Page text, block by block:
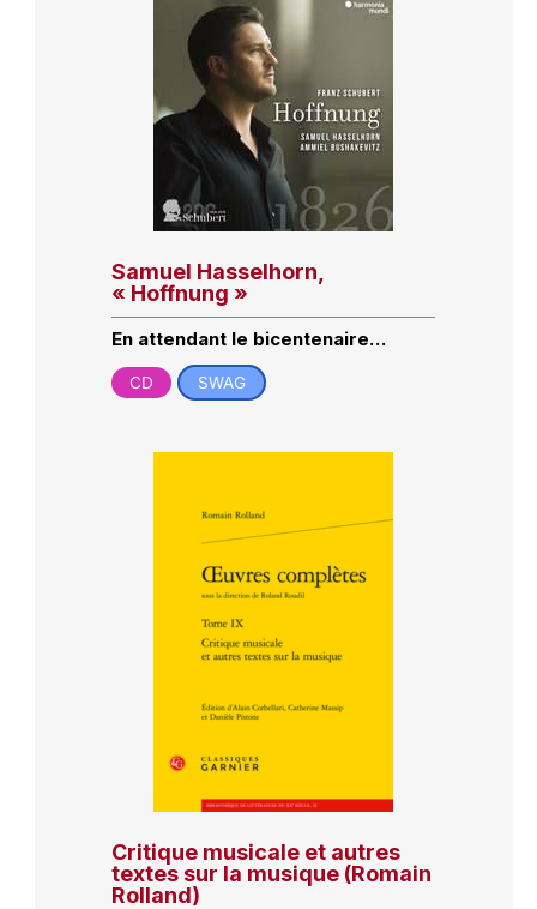
Samuel Hasselhorn,
« Hoffnung »
En attendant le bicentenaire…
CD SWAG
Critique musicale et autres
textes sur la musique (Romain
Rolland)